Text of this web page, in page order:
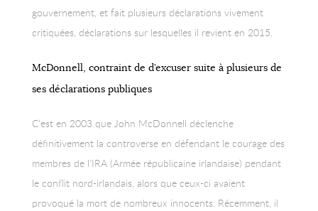
gouvernement, et fait plusieurs déclarations vivement
critiquées, déclarations sur lesquelles il revient en 2015.
McDonnell, contraint de d’excuser suite à plusieurs de
ses déclarations publiques
C’est en 2003 que John McDonnell déclenche
définitivement la controverse en défendant le courage des
membres de l’IRA (Armée républicaine irlandaise) pendant
le conflit nord-irlandais, alors que ceux-ci avaient
provoqué la mort de nombreux innocents. Récemment, il